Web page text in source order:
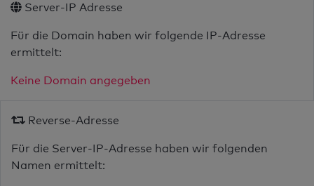
Server-IP Adresse
Für die Domain haben wir folgende IP-Adresse
ermittelt:
Keine Domain angegeben
Reverse-Adresse
Für die Server-IP-Adresse haben wir folgenden
Namen ermittelt: